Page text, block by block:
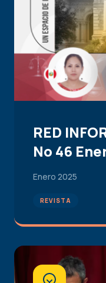
RED
No 46
Enero 2025
REVISTA